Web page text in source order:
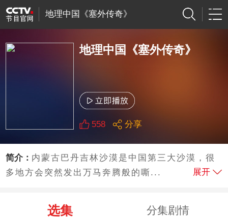
地理中国《塞外传奇》
地理中国《塞外传奇》
558 分享
简介： 内蒙古巴丹吉林沙漠是中国第三大沙漠，很
多地方会突然发出万马奔腾般的嘶...
展开
选集 分集剧情